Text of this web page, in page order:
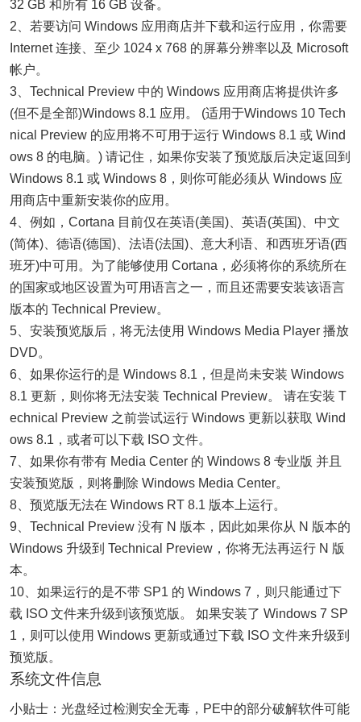
32 GB 和所有 16 GB 设备。
2、若要访问 Windows 应用商店并下载和运行应用，你需要
Internet 连接、至少 1024 x 768 的屏幕分辨率以及 Microsoft
帐户。
3、Technical Preview 中的 Windows 应用商店将提供许多
(但不是全部)Windows 8.1 应用。 (适用于Windows 10 Tech
nical Preview 的应用将不可用于运行 Windows 8.1 或 Wind
ows 8 的电脑。) 请记住，如果你安装了预览版后决定返回到
Windows 8.1 或 Windows 8，则你可能必须从 Windows 应
用商店中重新安装你的应用。
4、例如，Cortana 目前仅在英语(美国)、英语(英国)、中文
(简体)、德语(德国)、法语(法国)、意大利语、和西班牙语(西
班牙)中可用。为了能够使用 Cortana，必须将你的系统所在
的国家或地区设置为可用语言之一，而且还需要安装该语言
版本的 Technical Preview。
5、安装预览版后，将无法使用 Windows Media Player 播放
DVD。
6、如果你运行的是 Windows 8.1，但是尚未安装 Windows
8.1 更新，则你将无法安装 Technical Preview。 请在安装 T
echnical Preview 之前尝试运行 Windows 更新以获取 Wind
ows 8.1，或者可以下载 ISO 文件。
7、如果你有带有 Media Center 的 Windows 8 专业版 并且
安装预览版，则将删除 Windows Media Center。
8、预览版无法在 Windows RT 8.1 版本上运行。
9、Technical Preview 没有 N 版本，因此如果你从 N 版本的
Windows 升级到 Technical Preview，你将无法再运行 N 版
本。
10、如果运行的是不带 SP1 的 Windows 7，则只能通过下
载 ISO 文件来升级到该预览版。 如果安装了 Windows 7 SP
1，则可以使用 Windows 更新或通过下载 ISO 文件来升级到
预览版。
系统文件信息
小贴士：光盘经过检测安全无毒，PE中的部分破解软件可能